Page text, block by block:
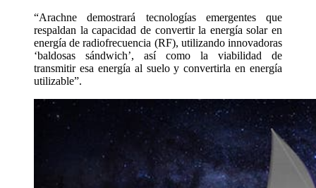
“Arachne demostrará tecnologías emergentes que
respaldan la capacidad de convertir la energía solar en
energía de radiofrecuencia (RF), utilizando innovadoras
‘baldosas sándwich’, así como la viabilidad de
transmitir esa energía al suelo y convertirla en energía
utilizable”.